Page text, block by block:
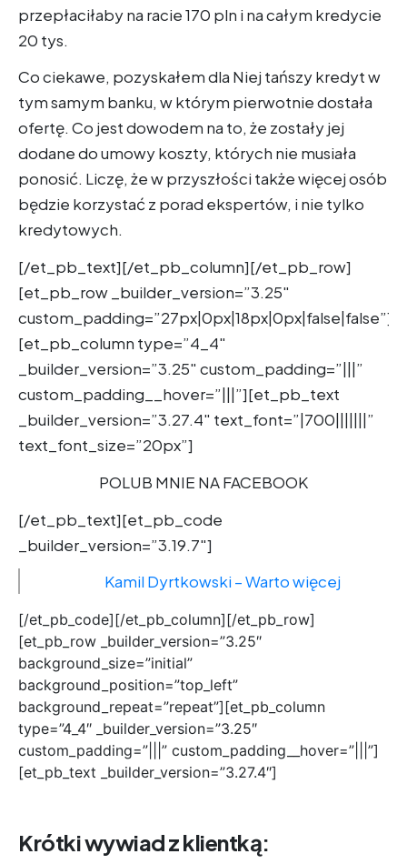
przepłaciłaby na racie 170 pln i na całym kredycie
20 tys.
Co ciekawe, pozyskałem dla Niej tańszy kredyt w
tym samym banku, w którym pierwotnie dostała
ofertę. Co jest dowodem na to, że zostały jej
dodane do umowy koszty, których nie musiała
ponosić. Liczę, że w przyszłości także więcej osób
będzie korzystać z porad ekspertów, i nie tylko
kredytowych.
[/et_pb_text][/et_pb_column][/et_pb_row]
[et_pb_row _builder_version=”3.25″
custom_padding=”27px|0px|18px|0px|false|false”]
[et_pb_column type=”4_4″
_builder_version=”3.25″ custom_padding=”|||”
custom_padding__hover=”|||”][et_pb_text
_builder_version=”3.27.4″ text_font=”|700|||||||”
text_font_size=”20px”]
POLUB MNIE NA FACEBOOK
[/et_pb_text][et_pb_code
_builder_version=”3.19.7″]
Kamil Dyrtkowski – Warto więcej
[/et_pb_code][/et_pb_column][/et_pb_row]
[et_pb_row _builder_version=”3.25″
background_size=”initial”
background_position=”top_left”
background_repeat=”repeat”][et_pb_column
type=”4_4″ _builder_version=”3.25″
custom_padding=”|||” custom_padding__hover=”|||”]
[et_pb_text _builder_version=”3.27.4″]
Krótki wywiad z klientką: